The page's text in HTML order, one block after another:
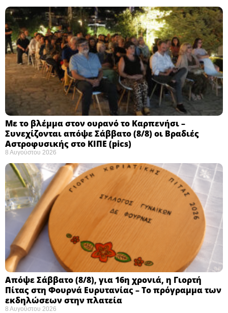
Με το βλέμμα στον ουρανό το Καρπενήσι –
Συνεχίζονται απόψε Σάββατο (8/8) οι Βραδιές
Αστροφυσικής στο ΚΙΠΕ (pics)
8 Αυγούστου 2026
Απόψε Σάββατο (8/8), για 16η χρονιά, η Γιορτή
Πίτας στη Φουρνά Ευρυτανίας – Το πρόγραμμα των
εκδηλώσεων στην πλατεία
8 Αυγούστου 2026